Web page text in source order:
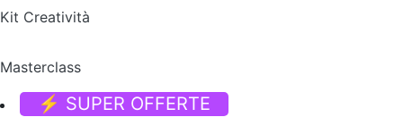
Kit Creatività
Masterclass
⚡ SUPER OFFERTE